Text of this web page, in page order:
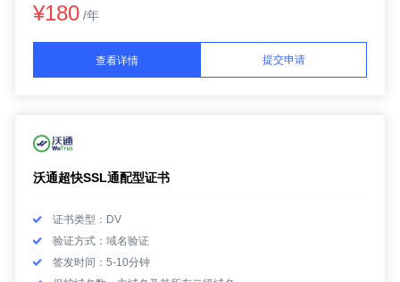
¥180 /年
查看详情 提交申请
沃通超快SSL通配型证书
证书类型：DV
验证方式：域名验证
签发时间：5-10分钟